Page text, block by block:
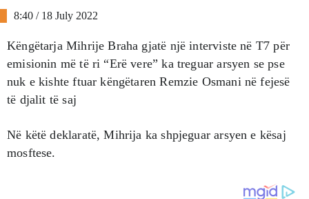
8:40 / 18 July 2022
Këngëtarja Mihrije Braha gjatë një interviste në T7 për
emisionin më të ri “Erë vere” ka treguar arsyen se pse
nuk e kishte ftuar këngëtaren Remzie Osmani në fejesë
të djalit të saj
Në këtë deklaratë, Mihrija ka shpjeguar arsyen e kësaj
mosftese.